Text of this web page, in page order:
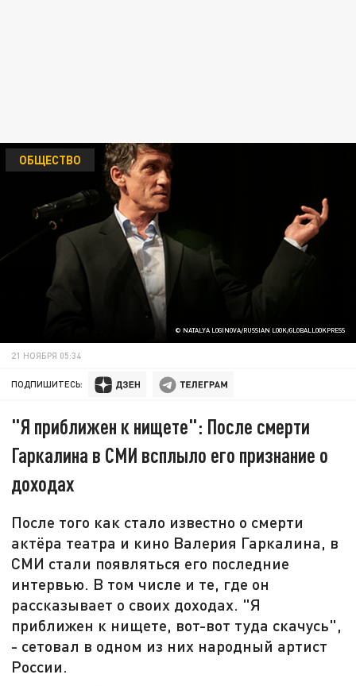
© NATALYA LOGINOVA/RUSSIAN LOOK/GLOBALLOOKPRESS
ОБЩЕСТВО
21 НОЯБРЯ 05:34
ПОДПИШИТЕСЬ:
"Я приближен к нищете": После смерти
Гаркалина в СМИ всплыло его признание о
доходах
После того как стало известно о смерти
актёра театра и кино Валерия Гаркалина, в
СМИ стали появляться его последние
интервью. В том числе и те, где он
рассказывает о своих доходах. "Я
приближен к нищете, вот-вот туда скачусь",
- сетовал в одном из них народный артист
России.